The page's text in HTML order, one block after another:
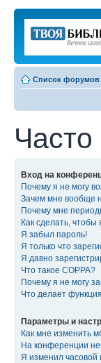
Список форумов
Вход на
Почему я не могу
Зачем мне вообще
Почему мне
Как сделать, чтобы
Я забыл пароль!
Я только что
Я давно
Что такое COPPA?
Почему я не могу
Что делает
Параметры и
Как мне изменить
На конференции
Я изменил часовой